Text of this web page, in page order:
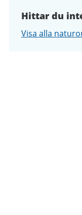
Hittar du
Visa alla